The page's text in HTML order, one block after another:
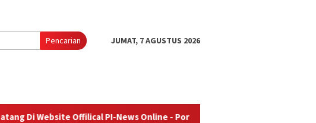
Pencarian
JUMAT, 7 AGUSTUS 2026
Offilical PI-News Online - Portal Berita Terupdate & Terpercaya